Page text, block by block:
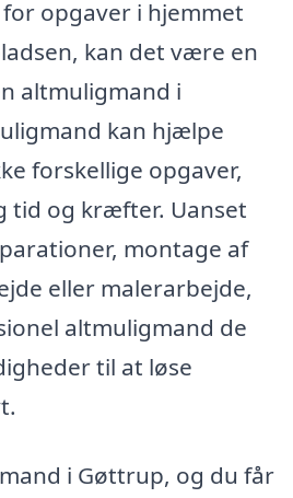
opgaver i hjemmet
kan det være en
altmuligmand i
kan hjælpe
forskellige opgaver,
tid og kræfter. Uanset
montage af
eller malerarbejde,
altmuligmand de
til at løse
i Gøttrup, og du får